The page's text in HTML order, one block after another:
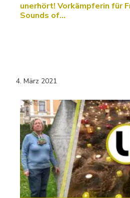
unerhört! Vorkämpferin für
Sounds of…
4. März 2021